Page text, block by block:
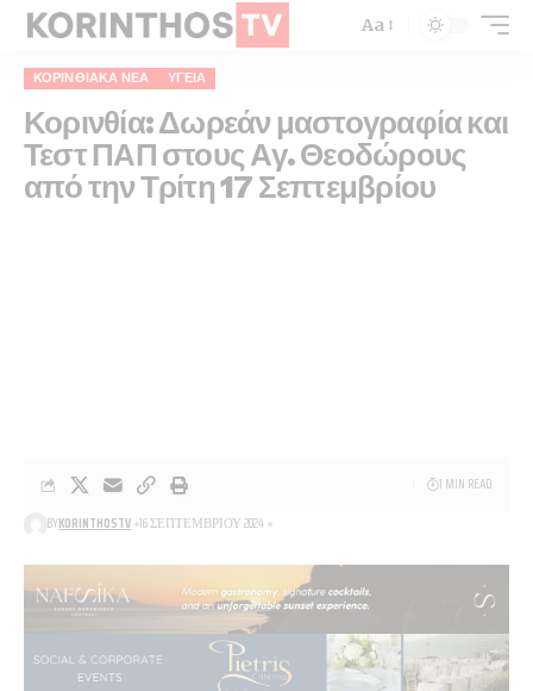
Aa
ΚΟΡΙΝΘΙΑΚΆ ΝΈΑ ΥΓΕΊΑ
Κορινθία: Δωρεάν μαστογραφία και
Τεστ ΠΑΠ στους Αγ. Θεοδώρους
από την Τρίτη 17 Σεπτεμβρίου
BYKORINTHOSTV 16 ΣΕΠΤΕΜΒΡΊΟΥ 2024
1 MIN READ